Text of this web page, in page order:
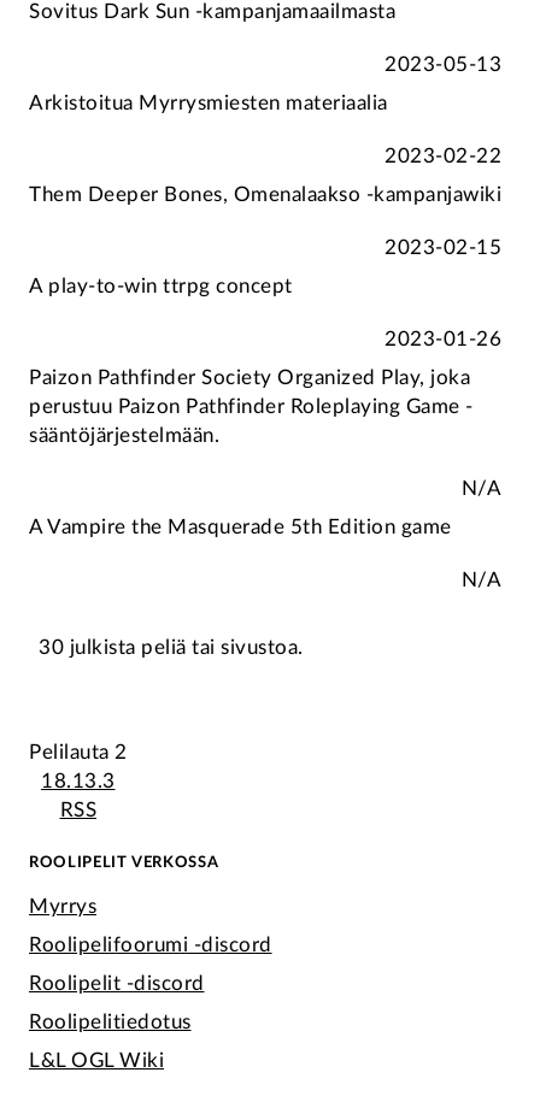
Sovitus Dark Sun -kampanjamaailmasta
2023-05-13
Arkistoitua Myrrysmiesten materiaalia
2023-02-22
Them Deeper Bones, Omenalaakso -kampanjawiki
2023-02-15
A play-to-win ttrpg concept
2023-01-26
Paizon Pathfinder Society Organized Play, joka
perustuu Paizon Pathfinder Roleplaying Game -
sääntöjärjestelmään.
N/A
A Vampire the Masquerade 5th Edition game
N/A
30 julkista peliä tai sivustoa.
Pelilauta 2
18.13.3
RSS
ROOLIPELIT VERKOSSA
Myrrys
Roolipelifoorumi -discord
Roolipelit -discord
Roolipelitiedotus
L&L OGL Wiki